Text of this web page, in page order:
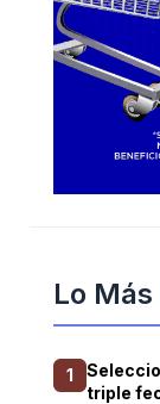
Lo
1
triple